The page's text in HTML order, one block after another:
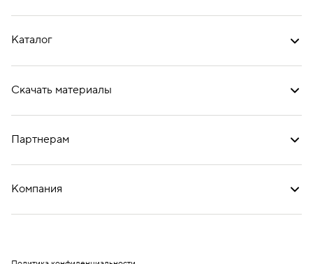
Каталог
Скачать материалы
Партнерам
Компания